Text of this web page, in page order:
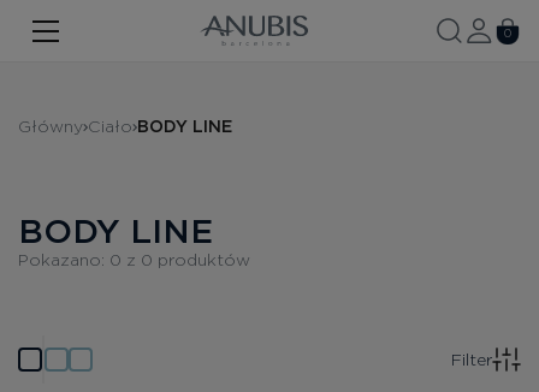
TWARZ
WŁOSY
SPF
0
Główny Ciało BODY LINE
BODY LINE
Pokazano: 0 z 0 produktów
Filter